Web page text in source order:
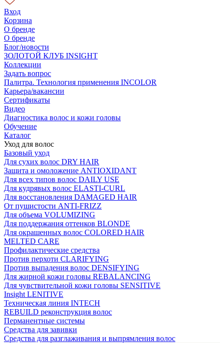
Вход
Корзина
О бренде
О бренде
Блог/новости
ЗОЛОТОЙ КЛУБ INSIGHT
Коллекции
Задать вопрос
Палитра. Технология применения INCOLOR
Карьера/вакансии
Сертификаты
Видео
Диагностика волос и кожи головы
Обучение
Каталог
Уход для волос
Базовый уход
Для сухих волос DRY HAIR
Защита и омоложение ANTIOXIDANT
Для всех типов волос DAILY USE
Для кудрявых волос ELASTI-CURL
Для восстановления DAMAGED HAIR
От пушистости ANTI-FRIZZ
Для объема VOLUMIZING
Для поддержания оттенков BLONDE
Для окрашенных волос COLORED HAIR
MELTED CARE
Профилактические средства
Против перхоти CLARIFYING
Против выпадения волос DENSIFYING
Для жирной кожи головы REBALANCING
Для чувствительной кожи головы SENSITIVE
Insight LENITIVE
Техническая линия INTECH
REBUILD реконструкция волос
Перманентные системы
Средства для завивки
Средства для разглаживания и выпрямления волос